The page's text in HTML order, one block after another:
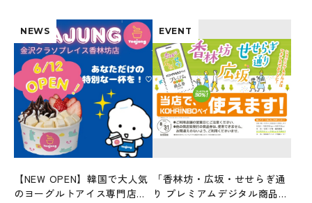
NEWS
【NEW OPEN】韓国で大人気
のヨーグルトアイス専門店
EVENT
「香林坊・広坂・せせらぎ通
り プレミアムデジタル商品券